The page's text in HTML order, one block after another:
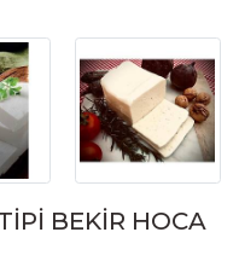
BEKİR HOCA